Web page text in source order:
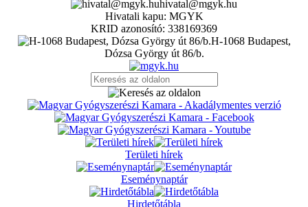
hivatal@mgyk.hu
Hivatali kapu: MGYK
KRID azonosító: 338169369
H-1068 Budapest,
Dózsa György út 86/b.
Területi hírek
Eseménynaptár
Hirdetőtábla